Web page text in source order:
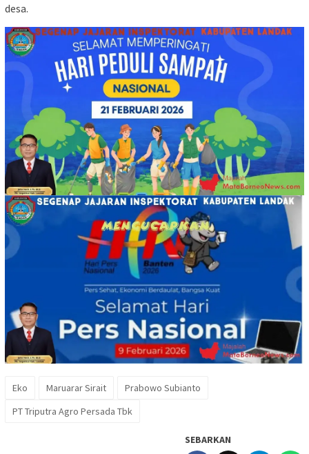
desa.
Eko Maruarar Sirait
Prabowo Subianto
PT Triputra Agro Persada Tbk
SEBARKAN